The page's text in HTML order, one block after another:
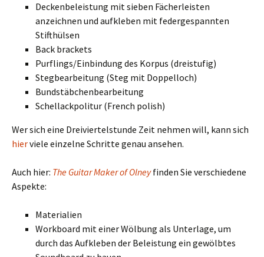
Deckenbeleistung mit sieben Fächerleisten
anzeichnen und aufkleben mit federgespannten
Stifthülsen
Back brackets
Purflings/Einbindung des Korpus (dreistufig)
Stegbearbeitung (Steg mit Doppelloch)
Bundstäbchenbearbeitung
Schellackpolitur (French polish)
Wer sich eine Dreiviertelstunde Zeit nehmen will, kann sich
hierviele einzelne Schritte genau ansehen.
Auch hier: The Guitar Maker of Olneyfinden Sie verschiedene
Aspekte:
Materialien
Workboard mit einer Wölbung als Unterlage, um
durch das Aufkleben der Beleistung ein gewölbtes